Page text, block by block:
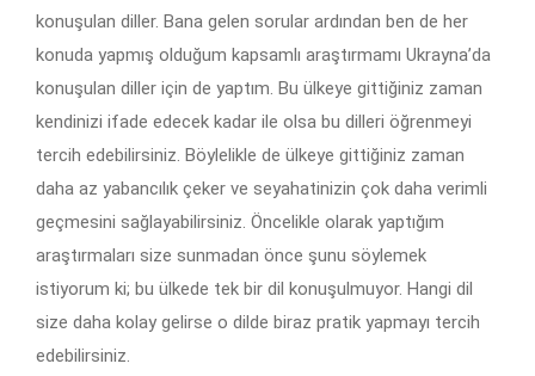
konuşulan diller. Bana gelen sorular ardından ben de her
konuda yapmış olduğum kapsamlı araştırmamı Ukrayna’da
konuşulan diller için de yaptım. Bu ülkeye gittiğiniz zaman
kendinizi ifade edecek kadar ile olsa bu dilleri öğrenmeyi
tercih edebilirsiniz. Böylelikle de ülkeye gittiğiniz zaman
daha az yabancılık çeker ve seyahatinizin çok daha verimli
geçmesini sağlayabilirsiniz. Öncelikle olarak yaptığım
araştırmaları size sunmadan önce şunu söylemek
istiyorum ki; bu ülkede tek bir dil konuşulmuyor. Hangi dil
size daha kolay gelirse o dilde biraz pratik yapmayı tercih
edebilirsiniz.